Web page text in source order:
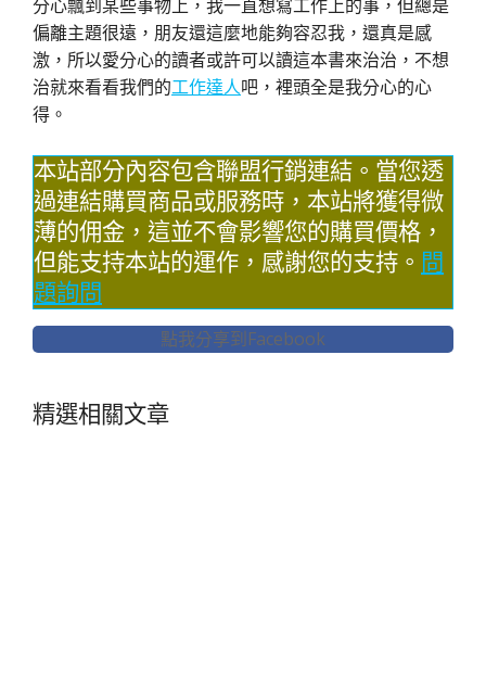
分心飄到某些事物上，我一直想寫工作上的事，但總是
偏離主題很遠，朋友還這麼地能夠容忍我，還真是感
激，所以愛分心的讀者或許可以讀這本書來治治，不想
治就來看看我們的工作達人吧，裡頭全是我分心的心
得。
本站部分內容包含聯盟行銷連結。當您透
過連結購買商品或服務時，本站將獲得微
薄的佣金，這並不會影響您的購買價格，
但能支持本站的運作，感謝您的支持。 問
題詢問
點我分享到Facebook
精選相關文章